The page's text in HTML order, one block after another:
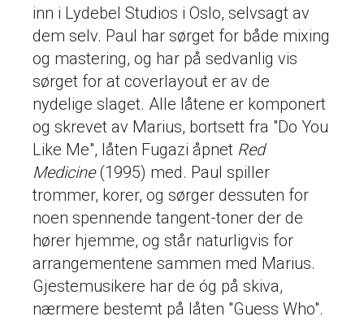
inn i Lydebel Studios i Oslo, selvsagt av
dem selv. Paul har sørget for både mixing
og mastering, og har på sedvanlig vis
sørget for at coverlayout er av de
nydelige slaget. Alle låtene er komponert
og skrevet av Marius, bortsett fra "Do You
Like Me", låten Fugazi åpnet Red
Medicine(1995) med. Paul spiller
trommer, korer, og sørger dessuten for
noen spennende tangent-toner der de
hører hjemme, og står naturligvis for
arrangementene sammen med Marius.
Gjestemusikere har de óg på skiva,
nærmere bestemt på låten "Guess Who".